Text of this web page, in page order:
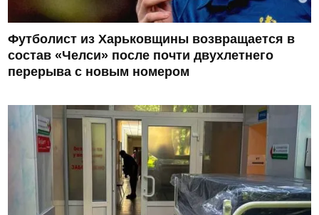
Футболист из Харьковщины возвращается в
состав «Челси» после почти двухлетнего
перерыва с новым номером